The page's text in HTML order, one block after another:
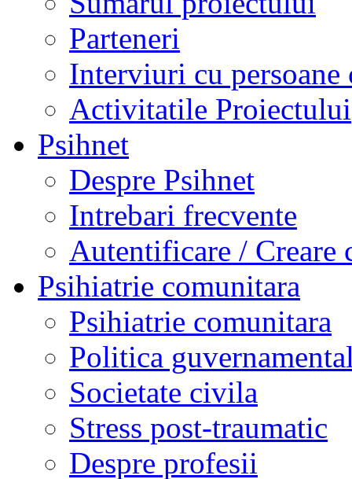
Parteneri
Interviuri cu persoane
Activitatile Proiectului
Psihnet
Despre Psihnet
Intrebari frecvente
Autentificare / Creare
Psihiatrie comunitara
Psihiatrie comunitara
Politica
Societate civila
Stress post-traumatic
Despre profesii